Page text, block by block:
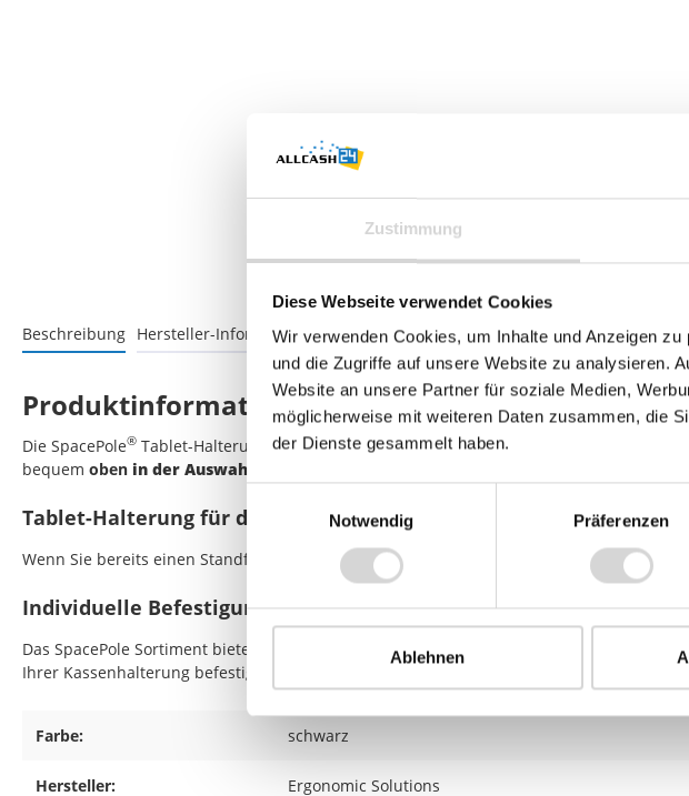
Zustimmung
Diese Webseite verwendet Cookies
Wir verwenden Cookies, um Inhalte und Anzeigen
und die Zugriffe auf unsere Website zu analysieren.
Website an unsere Partner für soziale Medien,
möglicherweise mit weiteren Daten zusammen, die
der Dienste gesammelt haben.
Notwendig
Präferenzen
Ablehnen
Beschreibung Hersteller-Informationen Bewertungen
Produktinformationen "Tablet-Halterung für
Die SpacePole® Tablet-Halterung für div. Tablet mit 8 Zoll (A-Frame) können Sie bei
bequem oben in der Auswahlbox
Tablet-Halterung für div. Tablet mit 8 Zoll (A-Frame)
Wenn Sie bereits einen Standfuß oder eine andere Befestigungslösung besitzen, sollten
Individuelle Befestigungslösung für Ihr Tablet-Halterung für div.
Das SpacePole Sortiment bietet noch viele weitere Befestigungslösungen, wie Sie Ihre
Ihrer Kassenhalterung befestigt werden. Auch Kassenhalterungen bieten wir an.
Farbe: schwarz
Hersteller: Ergonomic Solutions